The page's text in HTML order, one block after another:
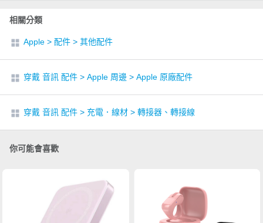
相關分類
Apple > 配件 > 其他配件
穿戴 音訊 配件 > Apple 周邊 > Apple 原廠配件
穿戴 音訊 配件 > 充電．線材 > 轉接器、轉接線
你可能會喜歡